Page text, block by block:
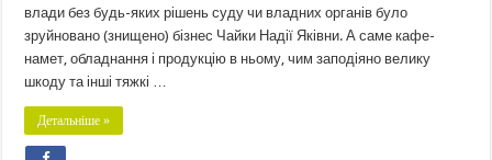
влади без будь-яких рішень суду чи владних органів було
зруйновано (знищено) бізнес Чайки Надії Яківни. А саме кафе-
намет, обладнання і продукцію в ньому, чим заподіяно велику
шкоду та інші тяжкі …
Детальніше »